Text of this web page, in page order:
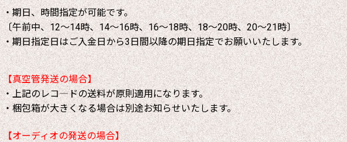
・期日、時間指定が可能です。
〔午前中、12～14時、14～16時、16～18時、18～20時、20～21時〕
・期日指定日はご入金日から3日間以降の期日指定でお願いいたします。
【真空管発送の場合】
・上記のレコ―ドの送料が原則適用になります。
・梱包箱が大きくなる場合は別途お知らせいたします。
【オーディオの発送の場合】